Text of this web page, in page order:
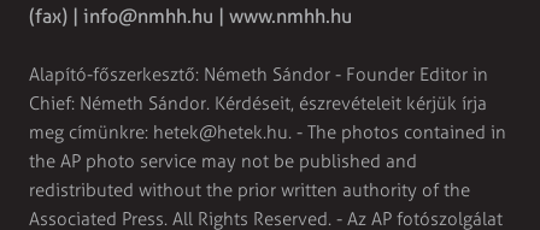
(fax) | info@nmhh.hu | www.nmhh.hu
Alapító-főszerkesztő: Németh Sándor - Founder Editor in
Chief: Németh Sándor. Kérdéseit, észrevételeit kérjük írja
meg címünkre: hetek@hetek.hu. - The photos contained in
the AP photo service may not be published and
redistributed without the prior written authority of the
Associated Press. All Rights Reserved. - Az AP fotószolgálat